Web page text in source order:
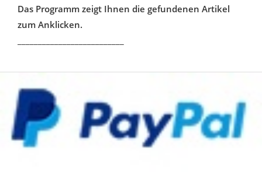
Das Programm zeigt Ihnen die gefundenen Artikel
zum Anklicken.